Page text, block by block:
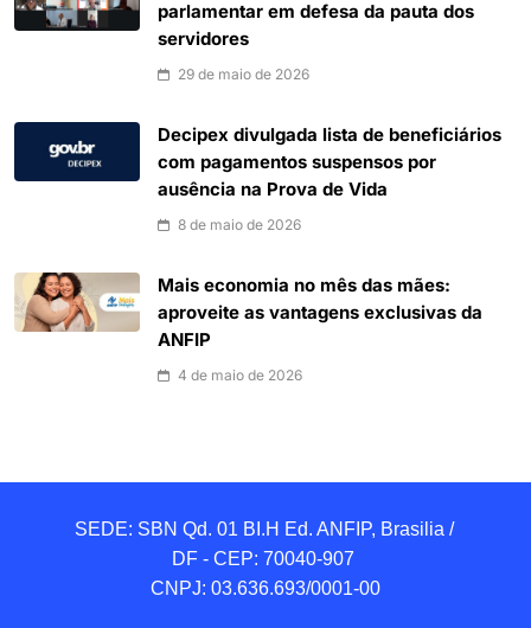
parlamentar em defesa da pauta dos
servidores
29 de maio de 2026
Decipex divulgada lista de beneficiários
com pagamentos suspensos por
ausência na Prova de Vida
8 de maio de 2026
Mais economia no mês das mães:
aproveite as vantagens exclusivas da
ANFIP
4 de maio de 2026
SEDE: SBN Qd. 01 BI.H Ed. ANFIP, Brasilia /
DF - CEP: 70040-907
CNPJ: 03.636.693/0001-00